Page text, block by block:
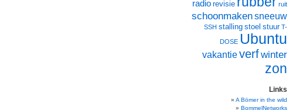
radio revisie ruit
schoonmakensneeuw
SSH stalling stoel stuur T-
DOSE Ubuntu
vakantieverfwinter
zon
Links
A Bömer in the wild
BommelNetworks